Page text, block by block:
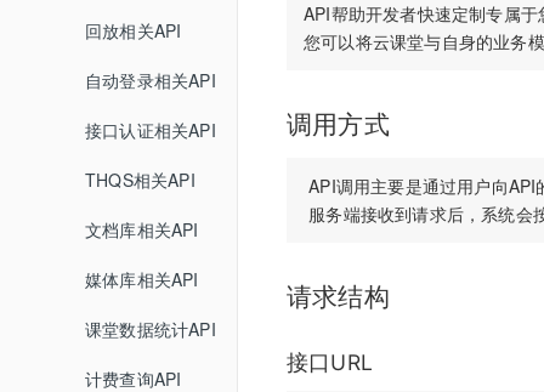
数据统计
媒体库
开发者中心
密钥管理
回调配置
用量统计
服务概览
流量统计
空间统计
音频转写
教室功能介绍
音视频设置
状态监控
界面介绍
教室功能介绍 创建登录sessionId
查询直播间登录链接
关闭直播间
开始直播
结束直播
导入预设分组名单
查询全景合流回放列表
查询普通合流回放信息
查询视频播放链接
添加删除回放任务
课堂数据统计
查询累计在线人数
查询直播时长信息
查询直播进出记录
用量数据
查询用量信息
双师管理
创建直播间
更新直播间
回调管理
开始结束直播
登录退出
自动登录
接口认证
回放相关API
自动登录相关API
接口认证相关API
THQS相关API
文档库相关API
媒体库相关API
课堂数据统计API
计费查询API
API帮助开发者快速定制专属
调用方式
API调用主要是通过用户向
请求结构
接口URL